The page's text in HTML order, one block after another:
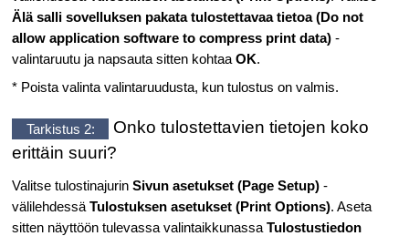
Älä salli sovelluksen pakata tulostettavaa tietoa (Do not
allow application software to compress print data) -
valintaruutu ja napsauta sitten kohtaaOK.
* Poista valinta valintaruudusta, kun tulostus on valmis.
Tarkistus 2:
Onko tulostettavien tietojen koko
erittäin suuri?
Valitse tulostinajurinSivun asetukset (Page Setup) -
välilehdessäTulostuksen asetukset (Print Options). Aseta
sitten näyttöön tulevassa valintaikkunassaTulostustiedon